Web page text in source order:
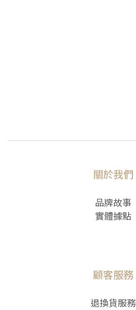
關於我們
品牌故事
實體據點
顧客服務
退換貨服務